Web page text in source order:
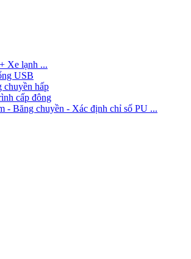
Xe lạnh ...
USB
chuyền hấp
cấp đông
- Băng chuyền - Xác định chỉ số PU ...